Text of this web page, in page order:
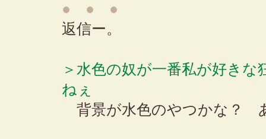
● ● ●
返信ー。
＞水色の奴が一番私が好き
ねぇ
背景が水色のやつかな？